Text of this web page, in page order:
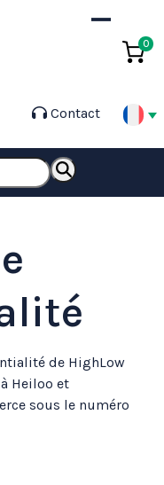
Contact
0
Open
mobile
Close
mobile
de HighLow
Heiloo et
sous le numéro